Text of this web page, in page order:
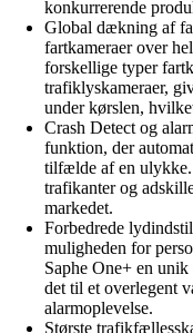
konkurrerende
Global dækning af
fartkameraer over
forskellige typer
trafiklyskameraer,
under kørslen,
Crash Detect og
funktion, der
tilfælde af en
trafikanter og
markedet.
Forbedrede
muligheden for
Saphe One+ en
det til et overlegent
alarmoplevelse.
Største